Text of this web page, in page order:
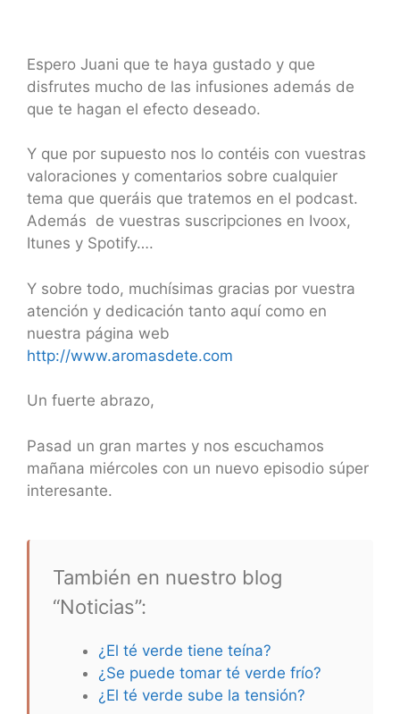
Espero Juani que te haya gustado y que
disfrutes mucho de las infusiones además de
que te hagan el efecto deseado.
Y que por supuesto nos lo contéis con vuestras
valoraciones y comentarios sobre cualquier
tema que queráis que tratemos en el podcast.
Además de vuestras suscripciones en Ivoox,
Itunes y Spotify….
Y sobre todo, muchísimas gracias por vuestra
atención y dedicación tanto aquí como en
nuestra página web
http://www.aromasdete.com
Un fuerte abrazo,
Pasad un gran martes y nos escuchamos
mañana miércoles con un nuevo episodio súper
interesante.
También en nuestro blog
“Noticias”:
¿El té verde tiene teína?
¿Se puede tomar té verde frío?
¿El té verde sube la tensión?